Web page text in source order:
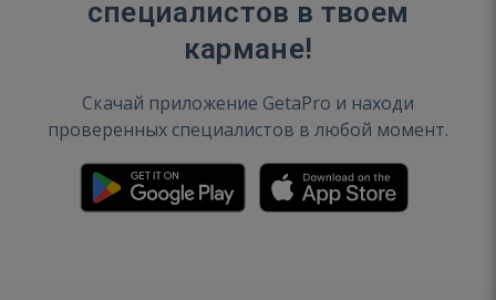
специалистов в твоем
кармане!
Скачай приложение GetaPro и находи
проверенных специалистов в любой момент.